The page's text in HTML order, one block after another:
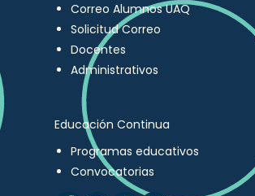
Correo Alumnos UAQ
Solicitud Correo
Docentes
Administrativos
Educación Continua
Programas educativos
Convocatorias